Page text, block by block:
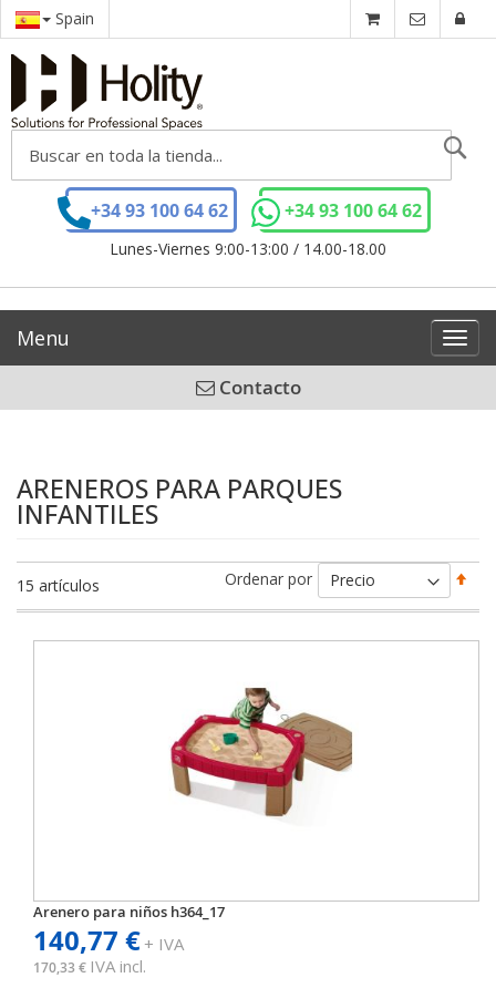
Spain
+34 93 100 64 62 +34 93 100 64 62
Lunes-Viernes 9:00-13:00 / 14.00-18.00
Menu
Contacto
ARENEROS PARA PARQUES
INFANTILES
15 artículos Ordenar por
Arenero para niños h364_17
140,77 €+ IVA
170,33 € IVA incl.